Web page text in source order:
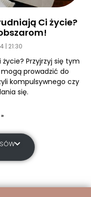
Ci życie?
21:30
Przyjrzyj się tym
prowadzić do
kompulsywnego czy
się.